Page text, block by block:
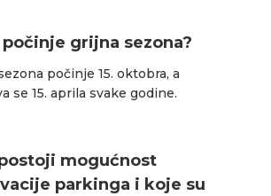
počinje grijna sezona?
počinje 15. oktobra, a
se 15. aprila svake godine.
mogućnost
parkinga i koje su